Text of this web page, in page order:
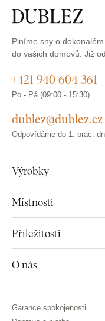
Plníme sny o
do vašich domovů. Již
Výrobky
Místnosti
Příležitosti
O nás
+421 940 604 361
Po - Pá (09:00 - 15:30)
dublez@dublez.cz
Odpovídáme do 1. prac.
Garance spokojenosti